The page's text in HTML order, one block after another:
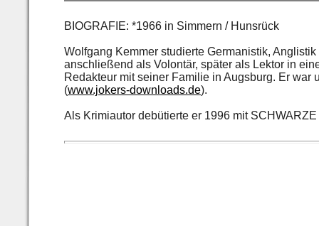
BIOGRAFIE: *1966 in Simmern / Hunsrück
Wolfgang Kemmer studierte Germanistik,
anschließend als Volontär, später als Lektor in
Redakteur mit seiner Familie in Augsburg. Er war
(www.jokers-downloads.de).
Als Krimiautor debütierte er 1996 mit